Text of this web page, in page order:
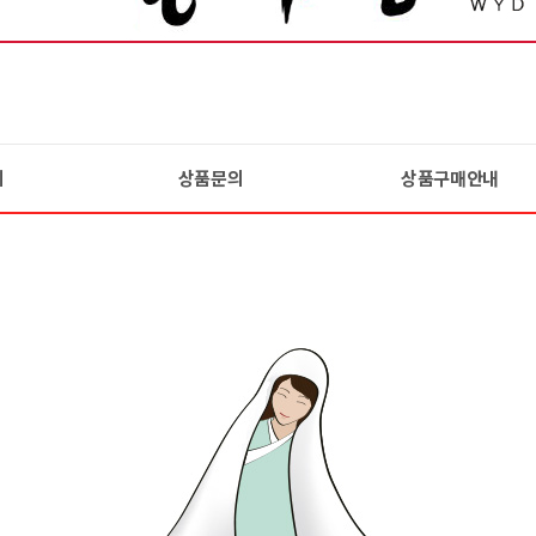
상품문의 상품구매안내